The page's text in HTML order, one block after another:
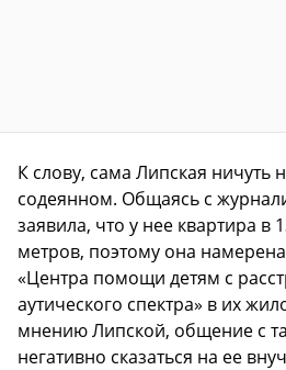
К слову, сама Липская ничуть
содеянном. Общаясь с
заявила, что у нее квартира в
метров, поэтому она
«Центра помощи детям с
аутического спектра» в их
мнению Липской, общение с
негативно сказаться на ее